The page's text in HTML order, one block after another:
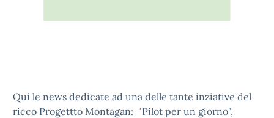
Qui le news dedicate ad una delle tante inziative del
ricco Progettto Montagan: "Pilot per un giorno",